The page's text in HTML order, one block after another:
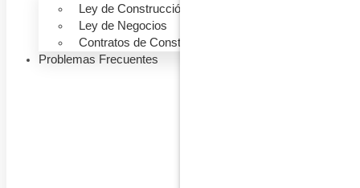
Ley de Construcción
Ley de Negocios
Contratos de Construcción
Problemas Frecuentes